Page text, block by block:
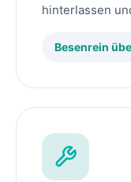
hinterlassen
Besenrein